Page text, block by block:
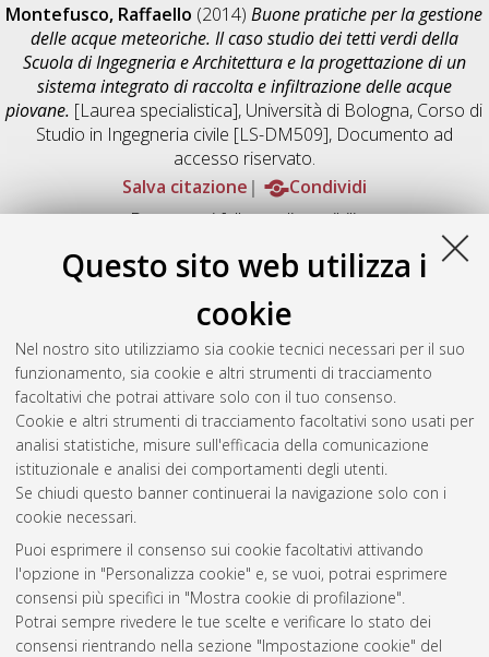
Questo sito web utilizza i
cookie
Nel nostro sito utilizziamo sia cookie tecnici necessari per il suo
funzionamento, sia cookie e altri strumenti di tracciamento
facoltativi che potrai attivare solo con il tuo consenso.
Cookie e altri strumenti di tracciamento facoltativi sono usati per
analisi statistiche, misure sull'efficacia della comunicazione
istituzionale e analisi dei comportamenti degli utenti.
Se chiudi questo banner continuerai la navigazione solo con i
cookie necessari.
Puoi esprimere il consenso sui cookie facoltativi attivando
l'opzione in "Personalizza cookie" e, se vuoi, potrai esprimere
consensi più specifici in "Mostra cookie di profilazione".
Potrai sempre rivedere le tue scelte e verificare lo stato dei
consensi rientrando nella sezione "Impostazione cookie" del
Montefusco, Raffaello (2014)Buone pratiche per la gestione
delle acque meteoriche. Il caso studio dei tetti verdi della
Scuola di Ingegneria e Architettura e la progettazione di un
sistema integrato di raccolta e infiltrazione delle acque
piovane. [Laurea specialistica], Università di Bologna, Corso di
Studio in Ingegneria civile [LS-DM509], Documento ad
accesso riservato.
Salva citazione
Condividi
Documenti full-text disponibili:
Documento PDF
Full-text non accessibile
Download (6MB) |
Abstract
Altri metadati
Gestione del documento:
Atom
Rss 1.0
Rss 2.0